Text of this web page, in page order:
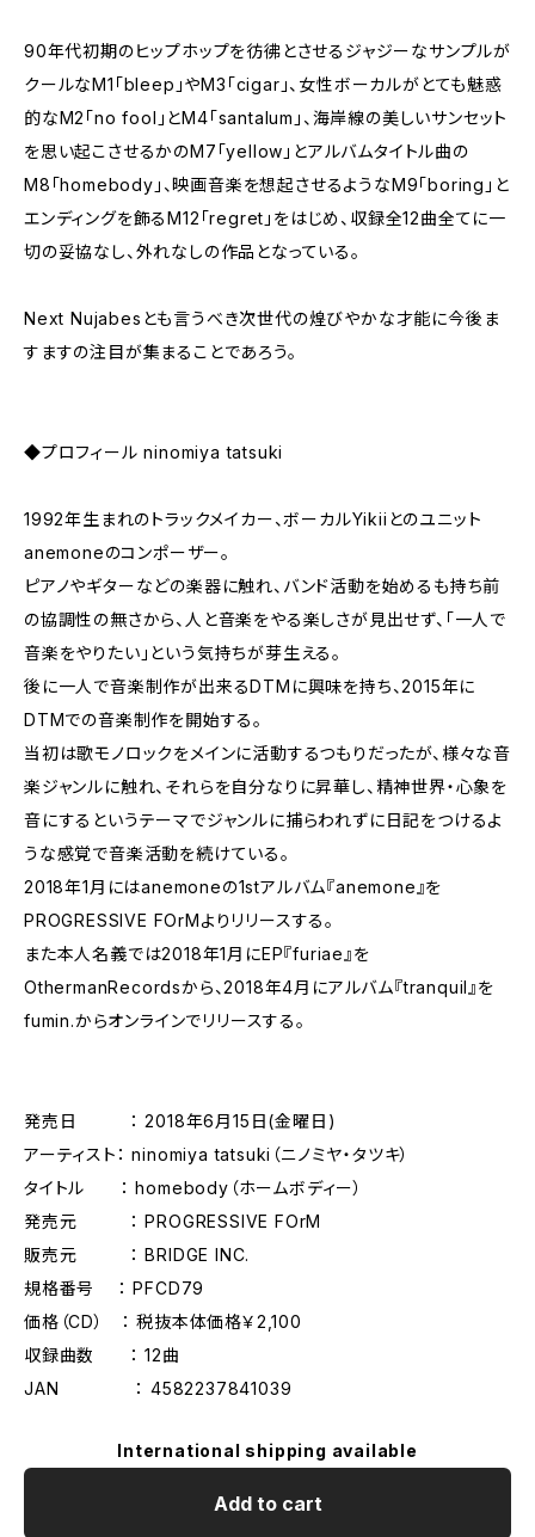
90年代初期のヒップホップを彷彿とさせるジャジーなサンプルが
クールなM1「bleep」やM3「cigar」、女性ボーカルがとても魅惑
的なM2「no fool」とM4「santalum」、海岸線の美しいサンセット
を思い起こさせるかのM7「yellow」とアルバムタイトル曲の
M8「homebody」、映画音楽を想起させるようなM9「boring」と
エンディングを飾るM12「regret」をはじめ、収録全12曲全てに一
切の妥協なし、外れなしの作品となっている。
Next Nujabesとも言うべき次世代の煌びやかな才能に今後ま
すますの注目が集まることであろう。
◆プロフィール ninomiya tatsuki
1992年生まれのトラックメイカー、ボーカルYikiiとのユニット
anemoneのコンポーザー。
ピアノやギターなどの楽器に触れ、バンド活動を始めるも持ち前
の協調性の無さから、人と音楽をやる楽しさが見出せず、「一人で
音楽をやりたい」という気持ちが芽生える。
後に一人で音楽制作が出来るDTMに興味を持ち、2015年に
DTMでの音楽制作を開始する。
当初は歌モノロックをメインに活動するつもりだったが、様々な音
楽ジャンルに触れ、それらを自分なりに昇華し、精神世界・心象を
音にするというテーマでジャンルに捕らわれずに日記をつけるよ
うな感覚で音楽活動を続けている。
2018年1月にはanemoneの1stアルバム『anemone』を
PROGRESSIVE FOrMよりリリースする。
また本人名義では2018年1月にEP『furiae』を
OthermanRecordsから、2018年4月にアルバム『tranquil』を
fumin.からオンラインでリリースする。
発売日 ： 2018年6月15日(金曜日)
アーティスト： ninomiya tatsuki（ニノミヤ・タツキ）
タイトル ： homebody（ホームボディー）
発売元 ： PROGRESSIVE FOrM
販売元 ： BRIDGE INC.
規格番号 ： PFCD79
価格（CD） ： 税抜本体価格￥2,100
収録曲数 ： 12曲
JAN ： 4582237841039
International shipping available
Add to cart